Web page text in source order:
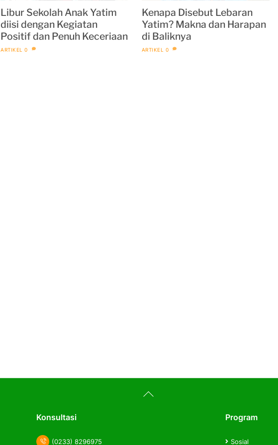
Libur Sekolah Anak Yatim
diisi dengan Kegiatan
Positif dan Penuh Keceriaan
ARTIKEL 0
Kenapa Disebut Lebaran
Yatim? Makna dan Harapan
di Baliknya
ARTIKEL 0
Back
To
Konsultasi
(0233) 8296975
Program
Sosial